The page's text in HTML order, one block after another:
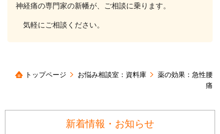
神経痛の専門家の新幡が、ご相談に乗ります。
気軽にご相談ください。
トップページ お悩み相談室：資料庫
薬の効果：急性腰
痛
新着情報・お知らせ